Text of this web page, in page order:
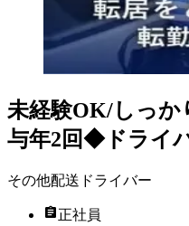
未経験OK/しっか
与年2回◆ドライ
その他配送ドライバー
正社員